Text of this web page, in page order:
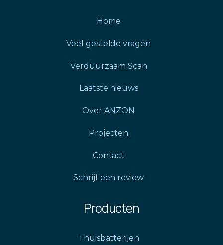
Home
Veel gestelde vragen
Verduurzaam Scan
Laatste nieuws
Over ANZON
Projecten
Contact
Schrijf een review
Producten
Thuisbatterijen